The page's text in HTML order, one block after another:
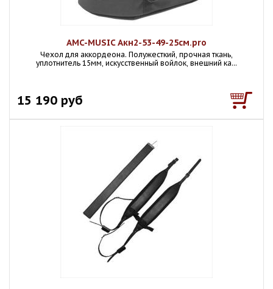
AMC-MUSIC Акн2-53-49-25см.pro
Чехол для аккордеона. Полужесткий, прочная ткань,
уплотнитель 15мм, искусственный войлок, внешний ка...
15 190 руб